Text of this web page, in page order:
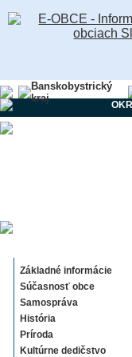
Banskobystrický
kraj
Základné informácie
Súčasnosť obce
Samospráva
História
Príroda
Kultúrne dedičstvo